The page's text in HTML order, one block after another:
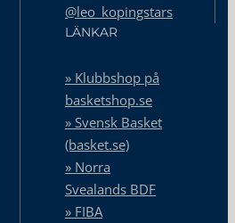
@leo_kopingstars
LÄNKAR
» Klubbshop på
basketshop.se
» Svensk Basket
(basket.se)
» Norra
Svealands BDF
» FIBA